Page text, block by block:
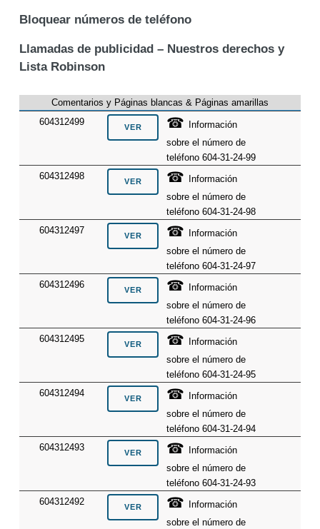
Bloquear números de teléfono
Llamadas de publicidad – Nuestros derechos y
Lista Robinson
Comentarios y Páginas blancas & Páginas amarillas
604312499
☎
Información
sobre el número de
teléfono 604-31-24-99
604312498
☎
Información
sobre el número de
teléfono 604-31-24-98
604312497
☎
Información
sobre el número de
teléfono 604-31-24-97
604312496
☎
Información
sobre el número de
teléfono 604-31-24-96
604312495
☎
Información
sobre el número de
teléfono 604-31-24-95
604312494
☎
Información
sobre el número de
teléfono 604-31-24-94
604312493
☎
Información
sobre el número de
teléfono 604-31-24-93
604312492
☎
Información
sobre el número de